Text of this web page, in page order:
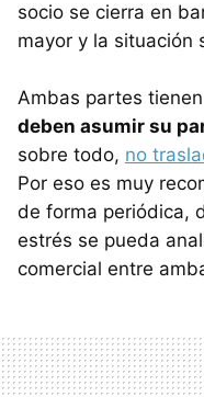
socio se cierra en
mayor y la situación
Ambas partes
deben asumir su
sobre todo, no
Por eso es muy
de forma periódica,
estrés se pueda
comercial entre